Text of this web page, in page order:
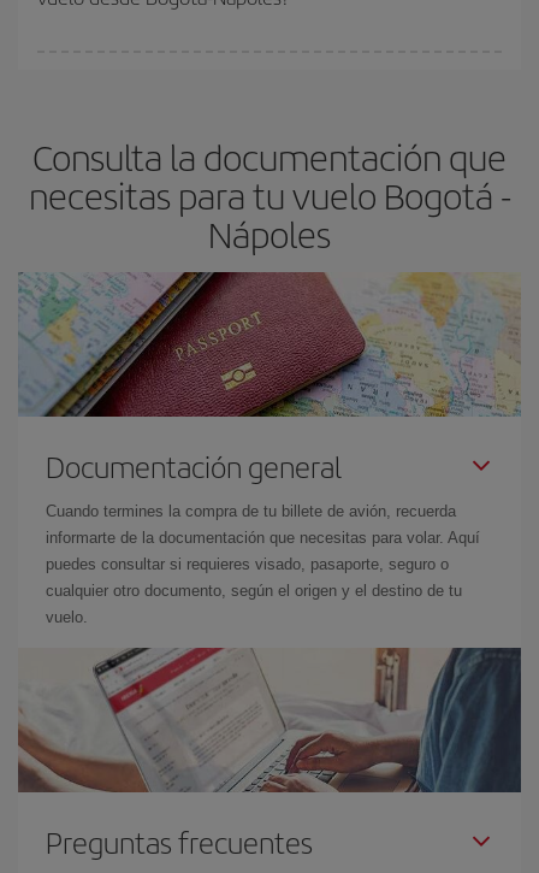
Consulta la documentación que
necesitas para tu vuelo Bogotá -
Nápoles
Documentación general
Cuando termines la compra de tu billete de avión, recuerda
informarte de la documentación que necesitas para volar. Aquí
puedes consultar si requieres visado, pasaporte, seguro o
cualquier otro documento, según el origen y el destino de tu
vuelo.
Preguntas frecuentes